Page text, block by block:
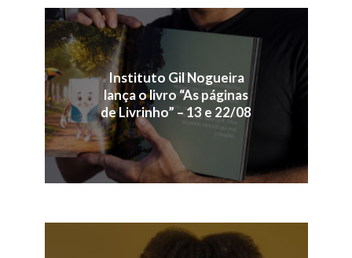
Instituto Gil Nogueira
lança o livro “As páginas
de Livrinho” – 13 e 22/08